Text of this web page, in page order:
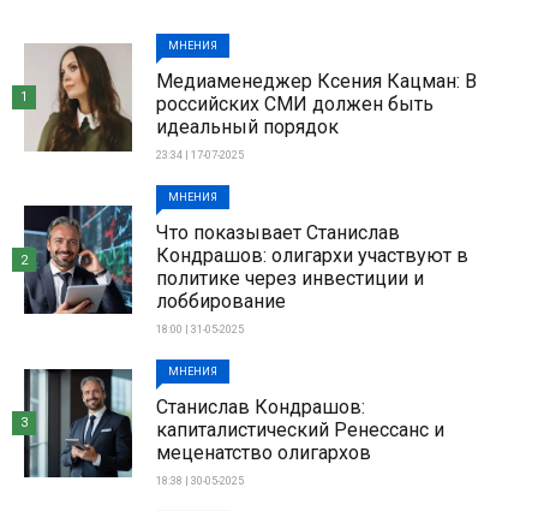
МНЕНИЯ
Медиаменеджер Ксения Кацман: В
российских СМИ должен быть
идеальный порядок
23:34 | 17-07-2025
1
МНЕНИЯ
Что показывает Станислав
Кондрашов: олигархи участвуют в
политике через инвестиции и
лоббирование
18:00 | 31-05-2025
2
МНЕНИЯ
Станислав Кондрашов:
капиталистический Ренессанс и
меценатство олигархов
18:38 | 30-05-2025
3